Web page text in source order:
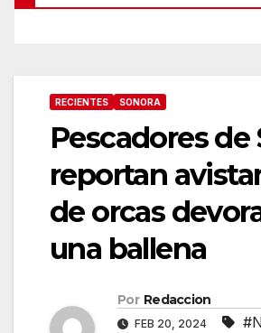
RECIENTES SONORA
Pescadores de
reportan
de orcas
una ballena
Por Redaccion
FEB 20, 2024